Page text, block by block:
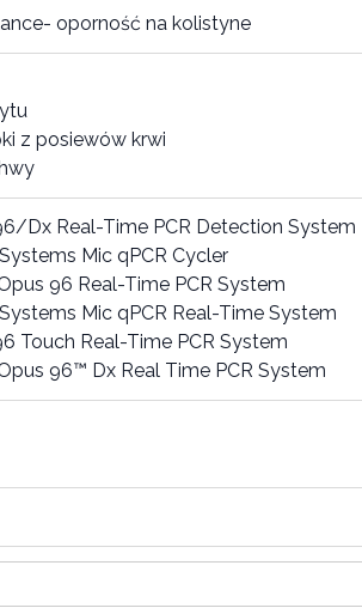
oporność na kolistyne
z posiewów krwi
Dx Real-Time PCR Detection System
Mic qPCR Cycler
96 Real-Time PCR System
Mic qPCR Real-Time System
Touch Real-Time PCR System
96™ Dx Real Time PCR System